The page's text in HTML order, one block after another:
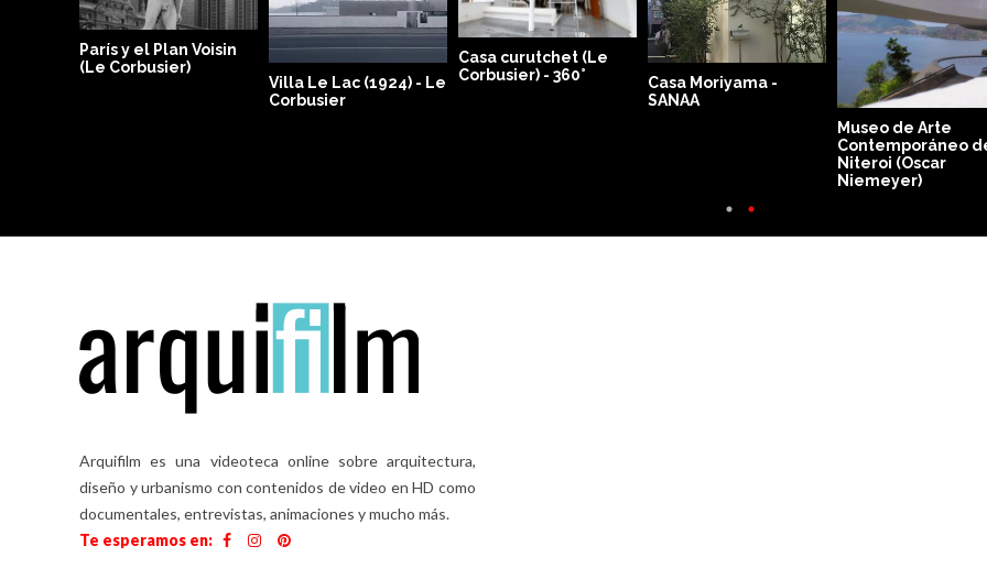
París y el Plan Voisin
(Le Corbusier)
Villa Le Lac (1924) - Le
Corbusier
Casa curutchet (Le
Corbusier) - 360°
Casa Moriyama -
SANAA
Museo de Arte
Contemporáneo
Niteroi (Oscar
Niemeyer)
Arquifilm es una videoteca online sobre arquitectura,
diseño y urbanismo con contenidos de video en HD como
documentales, entrevistas, animaciones y mucho más.
Te esperamos en: